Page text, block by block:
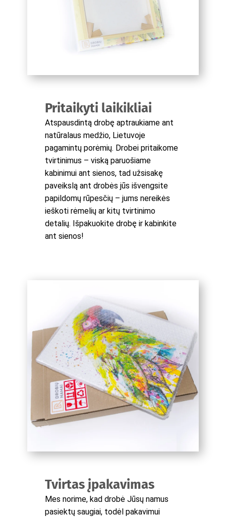
Pritaikyti laikikliai
Atspausdintą drobę aptraukiame ant
natūralaus medžio, Lietuvoje
pagamintų porėmių. Drobei pritaikome
tvirtinimus – viską paruošiame
kabinimui ant sienos, tad užsisakę
paveikslą ant drobės jūs išvengsite
papildomų rūpesčių – jums nereikės
ieškoti rėmelių ar kitų tvirtinimo
detalių. Išpakuokite drobę ir kabinkite
ant sienos!
Tvirtas įpakavimas
Mes norime, kad drobė Jūsų namus
pasiektų saugiai, todėl pakavimui